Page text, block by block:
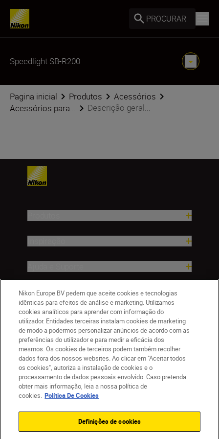
PROCURAR
Speedlight SB-R200
Pagina inicial Produtos
Acessórios
Acessórios para...
Descrição geral...
Empresa
PT Nikon Sites
Contacte-nos
Aviso de Privacidade
Termos de utilização
Política de Cookies
Definições de Cookies
Nikon Europe BV pedem que aceite cookies e tecnologias
idênticas para efeitos de análise e marketing. Utilizamos
cookies analíticos para aprender com informação do
utilizador. Entidades terceiras instalam cookies de marketing
de modo a podermos personalizar anúncios de acordo com as
preferências do utilizador e para medir a eficácia dos
mesmos. Os cookies de terceiros podem também recolher
dados fora dos nossos websites. Ao clicar em "Aceitar todos
os cookies", autoriza a instalação de cookies e o
processamento de dados pessoais envolvido. Caso pretenda
obter mais informação, leia a nossa política de
cookies. Política De Cookies
Definições de cookies